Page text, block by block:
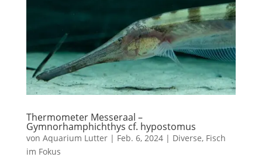
Thermometer Messeraal –
Gymnorhamphichthys cf. hypostomus
von Aquarium Lutter| Feb. 6, 2024| Diverse, Fisch
im Fokus